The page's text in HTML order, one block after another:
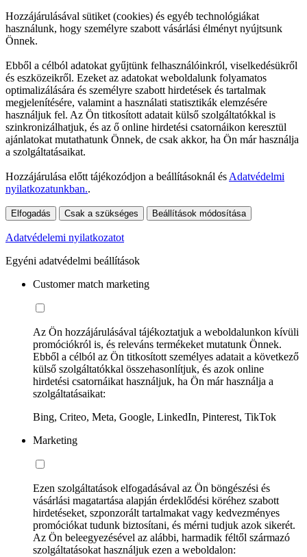
Hozzájárulásával sütiket (cookies) és egyéb technológiákat
használunk, hogy személyre szabott vásárlási élményt nyújtsunk
Önnek.
Ebből a célból adatokat gyűjtünk felhasználóinkról, viselkedésükről
és eszközeikről. Ezeket az adatokat weboldalunk folyamatos
optimalizálására és személyre szabott hirdetések és tartalmak
megjelenítésére, valamint a használati statisztikák elemzésére
használjuk fel. Az Ön titkosított adatait külső szolgáltatókkal is
szinkronizálhatjuk, és az ő online hirdetési csatornáikon keresztül
ajánlatokat mutathatunk Önnek, de csak akkor, ha Ön már használja
a szolgáltatásaikat.
Hozzájárulása előtt tájékozódjon a beállításoknál ésAdatvédelmi
nyilatkozatunkban..
Elfogadás Csak a szükséges Beállítások módosítása
Adatvédelemi nyilatkozatot
Egyéni adatvédelmi beállítások
Customer match marketing
Az Ön hozzájárulásával tájékoztatjuk a weboldalunkon kívüli
promóciókról is, és releváns termékeket mutatunk Önnek.
Ebből a célból az Ön titkosított személyes adatait a következő
külső szolgáltatókkal összehasonlítjuk, és azok online
hirdetési csatornáikat használjuk, ha Ön már használja a
szolgáltatásaikat:
Bing, Criteo, Meta, Google, LinkedIn, Pinterest, TikTok
Marketing
Ezen szolgáltatások elfogadásával az Ön böngészési és
vásárlási magatartása alapján érdeklődési köréhez szabott
hirdetéseket, szponzorált tartalmakat vagy kedvezményes
promóciókat tudunk biztosítani, és mérni tudjuk azok sikerét.
Az Ön beleegyezésével az alábbi, harmadik féltől származó
szolgáltatásokat használjuk ezen a weboldalon: